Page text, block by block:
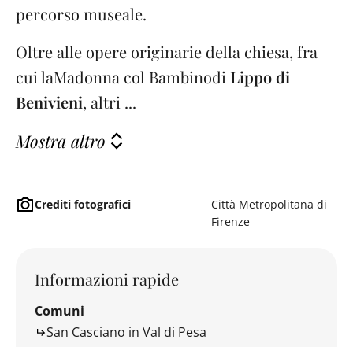
percorso museale.
Oltre alle opere originarie della chiesa, fra
cui laMadonna col Bambinodi Lippo di
Benivieni, altri ...
Mostra altro
Crediti fotografici
Città Metropolitana di
Firenze
Informazioni rapide
Comuni
San Casciano in Val di Pesa